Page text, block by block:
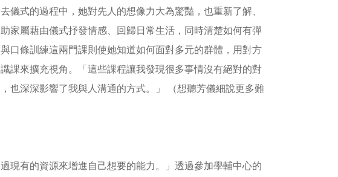
儀式的過程中，她對先人的想像力大為驚豔，也重新了解、
家屬藉由儀式抒發情感、回歸日常生活，同時清楚如何有彈
口條訓練這兩門課則使她知道如何面對多元的群體，用對方
課來擴充視角。「這些課程讓我發現很多事情沒有絕對的對
也深深影響了我與人溝通的方式。」 （想聽芳儀細說更多難
現有的資源來增進自己想要的能力。」透過參加學輔中心的